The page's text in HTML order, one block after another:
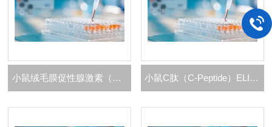
小鼠绒毛膜促性腺激素（CG）ELISA 试剂盒 小鼠C肽（C-Peptide）ELISA 试剂盒